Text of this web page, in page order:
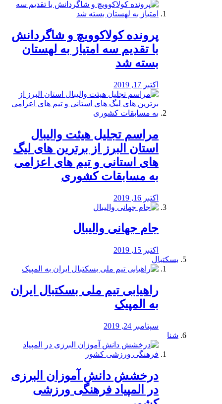
پرونده کولاکوویچ و شاگردانش
با تقدیم سه امتیاز به لهستان
بسته شد
اکتبر 17, 2019
مراسم تجلیل هیئت والیبال
استان البرز از برترین های لیگ
های استانی و تیم های اعزامی
به مسابقات کشوری
اکتبر 16, 2019
جام جهانی والیبال
اکتبر 15, 2019
بسکتبال
راهیابی تیم ملی بسکتبال ایران
به المپیک
سپتامبر 24, 2019
شنا
درخشش دانش آموزان البرزی
در المپیاد فرهنگی ورزشی